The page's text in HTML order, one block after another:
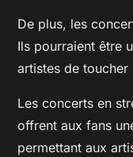
De plus, les
Ils pourraient être
artistes de
Les concerts en
offrent aux fans
permettant aux